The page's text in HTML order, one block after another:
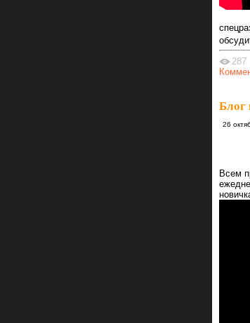
287
Блог
26
Всем